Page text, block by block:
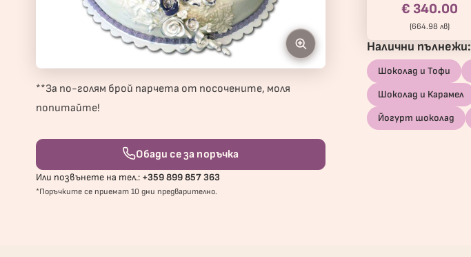
**За по-голям брой парчета от посочените, моля
попитайте!
Обади се за поръчка
Или позвънете на тел.: +359 899 857 363
*Поръчките се приемат 10 дни предварително.
€ 340.00
(664.98 лв)
Налични пълнежи:
Шоколад и Тофи
Шоколад и Карамел
Йогурт шоколад